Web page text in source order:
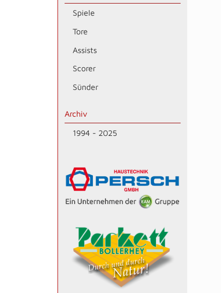
Spiele
Tore
Assists
Scorer
Sünder
Archiv
1994 - 2025